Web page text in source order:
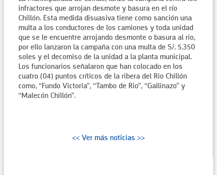
infractores que arrojan desmote y basura en el río
Chillón. Esta medida disuasiva tiene como sanción una
multa a los conductores de los camiones y toda unidad
que se le encuentre arrojando desmonte o basura al rio,
por ello lanzaron la campaña con una multa de S/. 5.350
soles y el decomiso de la unidad a la planta municipal.
Los funcionarios señalaron que han colocado en los
cuatro (04) puntos críticos de la ribera del Rio Chillón
como, “Fundo Victoria”, “Tambo de Rio”, “Gallinazo” y
“Malecón Chillón”.
<< Ver más noticias >>